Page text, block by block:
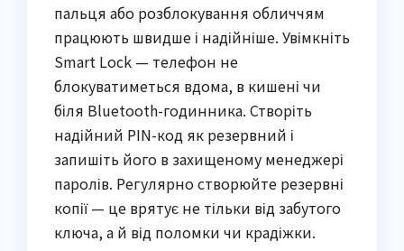
пальця або розблокування обличчям
працюють швидше і надійніше. Увімкніть
Smart Lock — телефон не
блокуватиметься вдома, в кишені чи
біля Bluetooth-годинника. Створіть
надійний PIN-код як резервний і
запишіть його в захищеному менеджері
паролів. Регулярно створюйте резервні
копії — це врятує не тільки від забутого
ключа, а й від поломки чи крадіжки.